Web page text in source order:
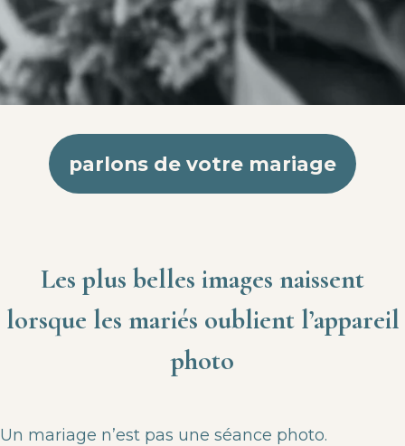
parlons de votre mariage
Les plus belles images naissent
lorsque les mariés oublient l’appareil
photo
Un mariage n’est pas une séance photo.